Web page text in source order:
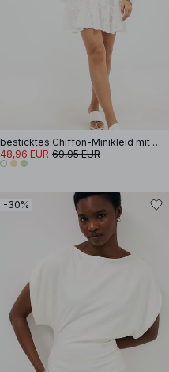
besticktes Chiffon-Minikleid mit langen Ärmeln
48,96 EUR 69,95 EUR
-30%